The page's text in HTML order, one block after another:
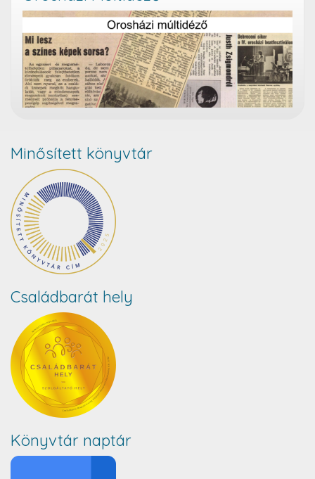
Minősített könyvtár
Családbarát hely
Könyvtár naptár